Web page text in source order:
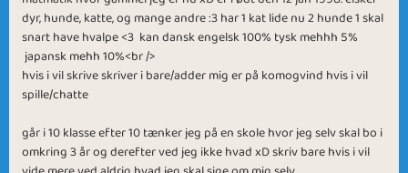
dyr, hunde, katte, og mange andre :3 har 1 kat lide nu 2 hunde 1 skal
snart have hvalpe <3 kan dansk engelsk 100% tysk mehhh 5%
japansk mehh 10%<br />
hvis i vil skrive skriver i bare/adder mig er på komogvind hvis i vil
spille/chatte
går i 10 klasse efter 10 tænker jeg på en skole hvor jeg selv skal bo i
omkring 3 år og derefter ved jeg ikke hvad xD skriv bare hvis i vil